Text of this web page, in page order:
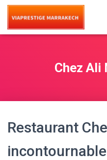
Chez Ali
Restaurant